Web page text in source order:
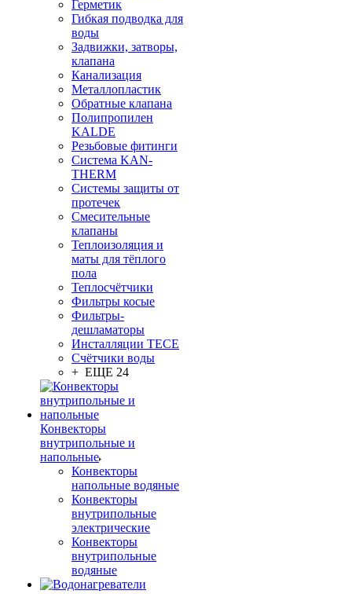
Герметик
Гибкая подводка для
воды
Задвижки, затворы,
клапана
Канализация
Металлопластик
Обратные клапана
Полипропилен
KALDE
Резьбовые фитинги
Система KAN-
THERM
Системы защиты от
протечек
Смесительные
клапаны
Теплоизоляция и
маты для тёплого
пола
Теплосчётчики
Фильтры косые
Фильтры-
дешламаторы
Инсталляции TECE
Счётчики воды
+ ЕЩЕ 24
Конвекторы
внутрипольные и
напольные
Конвекторы
напольные водяные
Конвекторы
внутрипольные
электрические
Конвекторы
внутрипольные
водяные